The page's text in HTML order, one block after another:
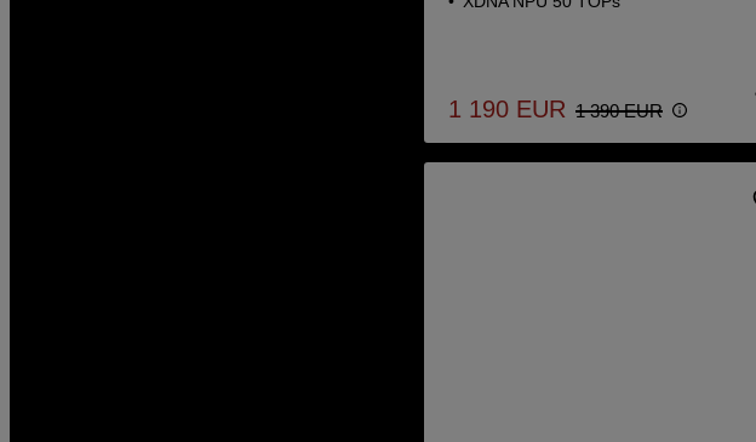
1 190 EUR 1 390 EUR